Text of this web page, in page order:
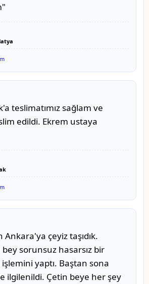
teslimatımız sağlam ve
edildi. Ekrem ustaya
çeyiz taşıdık.
bey sorunsuz hasarsız bir
yaptı. Baştan sona
ilgilenildi. Çetin beye her şey